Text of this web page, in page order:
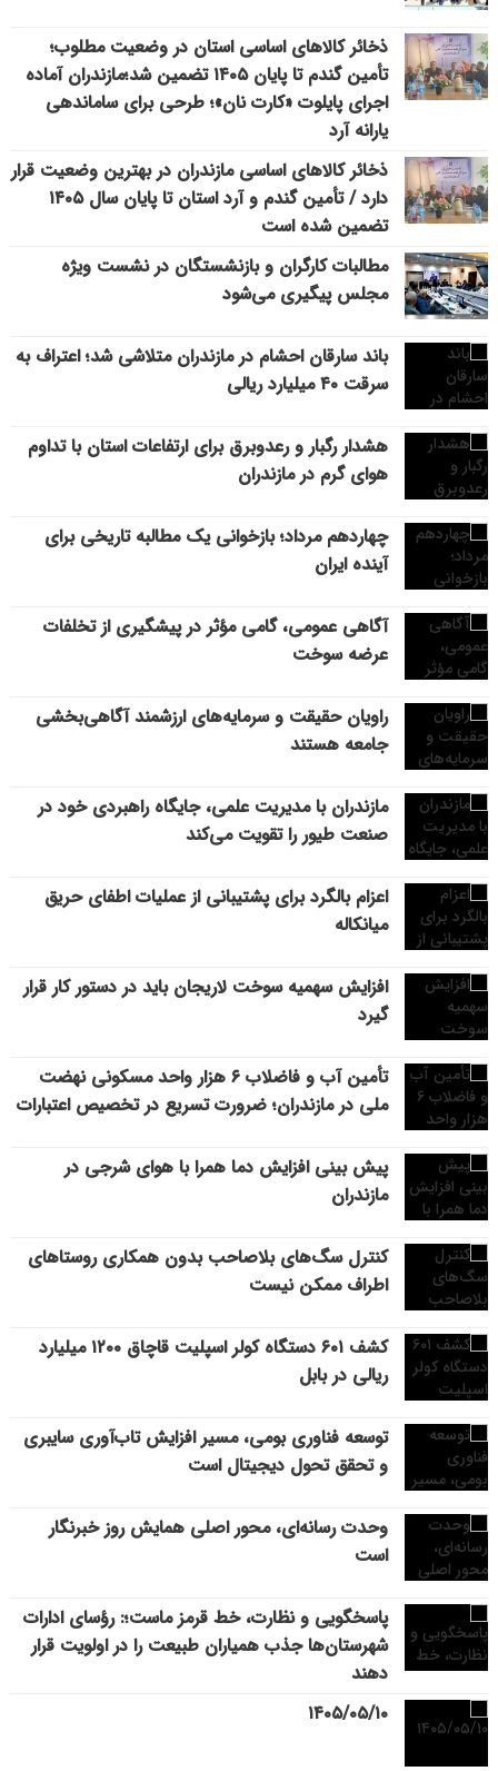
ذخائر کالاهای اساسی استان در وضعیت مطلوب؛
تأمین گندم تا پایان ۱۴۰۵ تضمین شد؛مازندران آماده
اجرای پایلوت «کارت نان»؛ طرحی برای ساماندهی
یارانه آرد
ذخائر کالاهای اساسی مازندران در بهترین وضعیت قرار
دارد / تأمین گندم و آرد استان تا پایان سال ۱۴۰۵
تضمین شده است
مطالبات کارگران و بازنشستگان در نشست ویژه
مجلس پیگیری می‌شود
باند سارقان احشام در مازندران متلاشی شد؛ اعتراف به
سرقت ۴۰ میلیارد ریالی
هشدار رگبار و رعدوبرق برای ارتفاعات استان با تداوم
هوای گرم در مازندران
چهاردهم مرداد؛ بازخوانی یک مطالبه تاریخی برای
آینده ایران
آگاهی عمومی، گامی مؤثر در پیشگیری از تخلفات
عرضه سوخت
راویان حقیقت و سرمایه‌های ارزشمند آگاهی‌بخشی
جامعه هستند
مازندران با مدیریت علمی، جایگاه راهبردی خود در
صنعت طیور را تقویت می‌کند
اعزام بالگرد برای پشتیبانی از عملیات اطفای حریق
میانکاله
افزایش سهمیه سوخت لاریجان باید در دستور کار قرار
گیرد
تأمین آب و فاضلاب ۶ هزار واحد مسکونی نهضت
ملی در مازندران؛ ضرورت تسریع در تخصیص اعتبارات
پیش بینی افزایش دما همرا با هوای شرجی در
مازندران
کنترل سگ‌های بلاصاحب بدون همکاری روستاهای
اطراف ممکن نیست
کشف ۶۰۱ دستگاه کولر اسپلیت قاچاق ۱۲۰۰ میلیارد
ریالی در بابل
توسعه فناوری بومی، مسیر افزایش تاب‌آوری سایبری
و تحقق تحول دیجیتال است
وحدت رسانه‌ای، محور اصلی همایش روز خبرنگار
است
پاسخگویی و نظارت، خط قرمز ماست؛: رؤسای ادارات
شهرستان‌ها جذب همیاران طبیعت را در اولویت قرار
دهند
۱۴۰۵/۰۵/۱۰